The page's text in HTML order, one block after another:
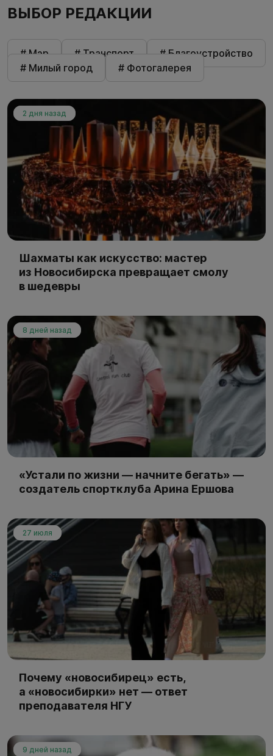
ВЫБОР РЕДАКЦИИ
# Мэр # Транспорт
# Благоустройство
# Милый город
# Фотогалерея
2 дня назад
Шахматы как искусство: мастер
из Новосибирска превращает смолу
в шедевры
8 дней назад
«Устали по жизни — начните бегать» —
создатель спортклуба Арина Ершова
27 июля
Почему «новосибирец» есть,
а «новосибирки» нет — ответ
преподавателя НГУ
9 дней назад